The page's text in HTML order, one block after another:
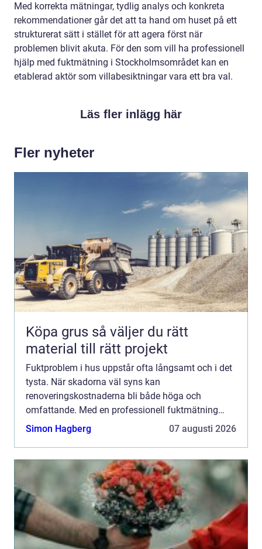
Med korrekta mätningar, tydlig analys och konkreta
rekommendationer går det att ta hand om huset på ett
strukturerat sätt i stället för att agera först när
problemen blivit akuta. För den som vill ha professionell
hjälp med fuktmätning i Stockholmsområdet kan en
etablerad aktör som villabesiktningar vara ett bra val.
Läs fler inlägg här
Fler nyheter
Köpa grus så väljer du rätt
material till rätt projekt
Fuktproblem i hus uppstår ofta långsamt och i det
tysta. När skadorna väl syns kan
renoveringskostnaderna bli både höga och
omfattande. Med en professionell fuktmätning
Stockholm minskar risken för obehaglig...
Simon Hagberg 07 augusti 2026